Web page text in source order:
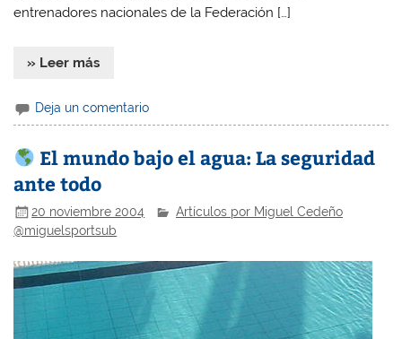
entrenadores nacionales de la Federación […]
» Leer más
Deja un comentario
El mundo bajo el agua: La seguridad
ante todo
20 noviembre 2004
Artículos por Miguel Cedeño
@miguelsportsub